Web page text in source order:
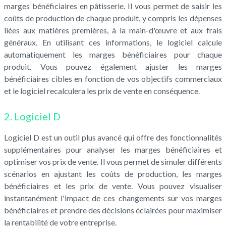
marges bénéficiaires en pâtisserie. Il vous permet de saisir les
coûts de production de chaque produit, y compris les dépenses
liées aux matières premières, à la main-d'œuvre et aux frais
généraux. En utilisant ces informations, le logiciel calcule
automatiquement les marges bénéficiaires pour chaque
produit. Vous pouvez également ajuster les marges
bénéficiaires cibles en fonction de vos objectifs commerciaux
et le logiciel recalculera les prix de vente en conséquence.
2. Logiciel D
Logiciel D est un outil plus avancé qui offre des fonctionnalités
supplémentaires pour analyser les marges bénéficiaires et
optimiser vos prix de vente. Il vous permet de simuler différents
scénarios en ajustant les coûts de production, les marges
bénéficiaires et les prix de vente. Vous pouvez visualiser
instantanément l'impact de ces changements sur vos marges
bénéficiaires et prendre des décisions éclairées pour maximiser
la rentabilité de votre entreprise.